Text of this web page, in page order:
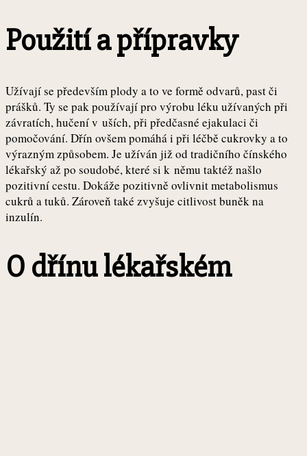
Použití a přípravky
Užívají se především plody a to ve formě odvarů, past či
prášků. Ty se pak používají pro výrobu léku užívaných při
závratích, hučení v uších, při předčasné ejakulaci či
pomočování. Dřín ovšem pomáhá i při léčbě cukrovky a to
výrazným způsobem. Je užíván již od tradičního čínského
lékařský až po soudobé, které si k němu taktéž našlo
pozitivní cestu. Dokáže pozitivně ovlivnit metabolismus
cukrů a tuků. Zároveň také zvyšuje citlivost buněk na
inzulín.
O dřínu lékařském